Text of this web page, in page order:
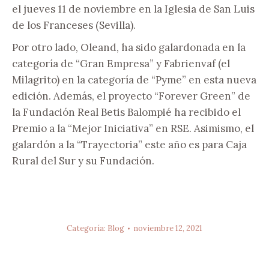
el jueves 11 de noviembre en la Iglesia de San Luis
de los Franceses (Sevilla).
Por otro lado, Oleand, ha sido galardonada en la
categoría de “Gran Empresa” y Fabrienvaf (el
Milagrito) en la categoría de “Pyme” en esta nueva
edición. Además, el proyecto “Forever Green” de
la Fundación Real Betis Balompié ha recibido el
Premio a la “Mejor Iniciativa” en RSE. Asimismo, el
galardón a la “Trayectoria” este año es para Caja
Rural del Sur y su Fundación.
Categoría: Blog noviembre 12, 2021